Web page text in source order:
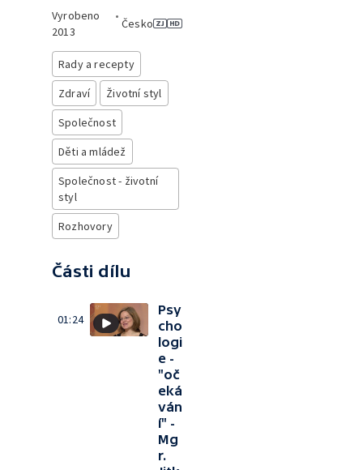
Vyrobeno
2013
•
Česko
Rady a recepty
Zdraví
Životní styl
Společnost
Děti a mládež
Společnost - životní
styl
Rozhovory
Části dílu
01:24
Psy
cho
logi
e -
"oč
eká
ván
í" -
Mg
r.